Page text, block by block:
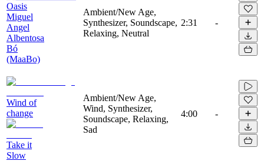
Oasis
Miguel
Angel
Albentosa
Bó
(MaaBo)
Ambient/New Age,
Synthesizer, Soundscape,
Relaxing, Neutral
2:31 -
Wind of
change
Take it
Slow
Ambient/New Age,
Wind, Synthesizer,
Soundscape, Relaxing,
Sad
4:00 -